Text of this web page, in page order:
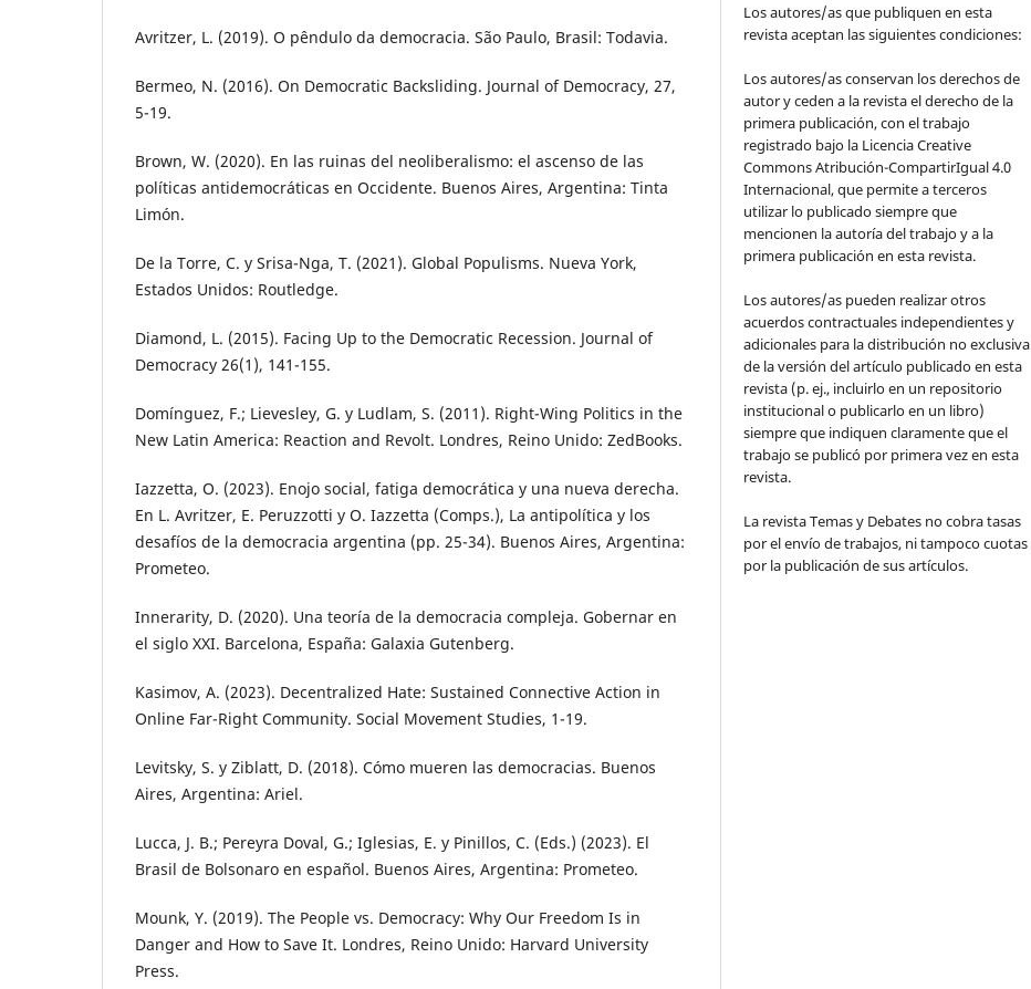
Avritzer, L. (2019). O pêndulo da democracia. São Paulo, Brasil: Todavia.
Bermeo, N. (2016). On Democratic Backsliding. Journal of Democracy, 27,
5-19.
Brown, W. (2020). En las ruinas del neoliberalismo: el ascenso de las
políticas antidemocráticas en Occidente. Buenos Aires, Argentina: Tinta
Limón.
De la Torre, C. y Srisa-Nga, T. (2021). Global Populisms. Nueva York,
Estados Unidos: Routledge.
Diamond, L. (2015). Facing Up to the Democratic Recession. Journal of
Democracy 26(1), 141-155.
Domínguez, F.; Lievesley, G. y Ludlam, S. (2011). Right-Wing Politics in the
New Latin America: Reaction and Revolt. Londres, Reino Unido: ZedBooks.
Iazzetta, O. (2023). Enojo social, fatiga democrática y una nueva derecha.
En L. Avritzer, E. Peruzzotti y O. Iazzetta (Comps.), La antipolítica y los
desafíos de la democracia argentina (pp. 25-34). Buenos Aires, Argentina:
Prometeo.
Innerarity, D. (2020). Una teoría de la democracia compleja. Gobernar en
el siglo XXI. Barcelona, España: Galaxia Gutenberg.
Kasimov, A. (2023). Decentralized Hate: Sustained Connective Action in
Online Far-Right Community. Social Movement Studies, 1-19.
Levitsky, S. y Ziblatt, D. (2018). Cómo mueren las democracias. Buenos
Aires, Argentina: Ariel.
Lucca, J. B.; Pereyra Doval, G.; Iglesias, E. y Pinillos, C. (Eds.) (2023). El
Brasil de Bolsonaro en español. Buenos Aires, Argentina: Prometeo.
Mounk, Y. (2019). The People vs. Democracy: Why Our Freedom Is in
Danger and How to Save It. Londres, Reino Unido: Harvard University
Press.
Los autores/as que publiquen en esta
revista aceptan las siguientes condiciones:
Los autores/as conservan los derechos de
autor y ceden a la revista el derecho de la
primera publicación, con el trabajo
registrado bajo la Licencia Creative
Commons Atribución-CompartirIgual 4.0
Internacional, que permite a terceros
utilizar lo publicado siempre que
mencionen la autoría del trabajo y a la
primera publicación en esta revista.
Los autores/as pueden realizar otros
acuerdos contractuales independientes y
adicionales para la distribución no exclusiva
de la versión del artículo publicado en esta
revista (p. ej., incluirlo en un repositorio
institucional o publicarlo en un libro)
siempre que indiquen claramente que el
trabajo se publicó por primera vez en esta
revista.
La revista Temas y Debates no cobra tasas
por el envío de trabajos, ni tampoco cuotas
por la publicación de sus artículos.